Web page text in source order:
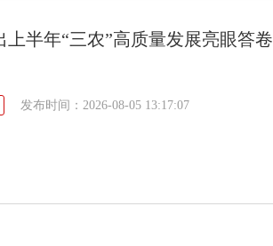
半年“三农”高质量发展亮眼答卷
发布时间：2026-08-05 13:17:07